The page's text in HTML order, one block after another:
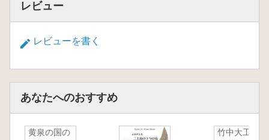
レビュー
レビューを書く
あなたへのおすすめ
黄泉の国の
竹中大工道